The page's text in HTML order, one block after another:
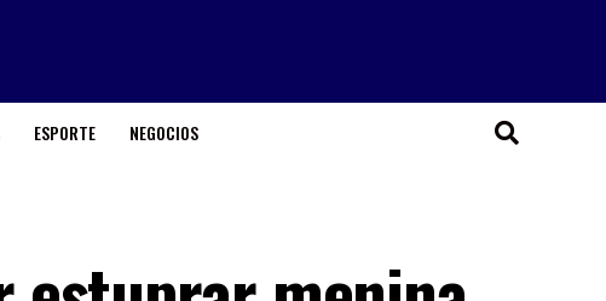
ESPORTE NEGOCIOS